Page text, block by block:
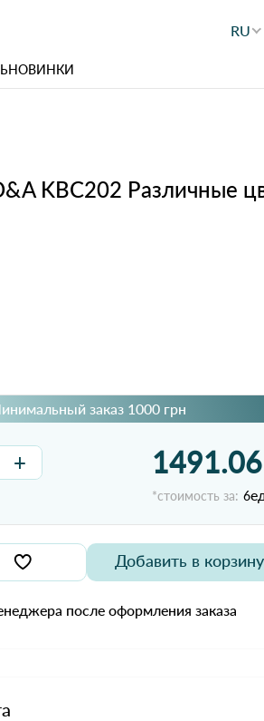
RU
НОВИНКИ
KBC202 Различные
заказ 1000 грн
+
*стоимость за: 6
Добавить в корзину
после оформления заказа